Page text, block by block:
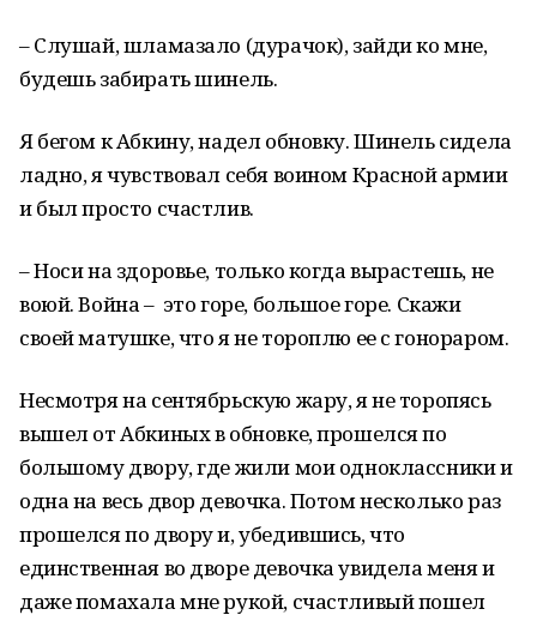
– Слушай, шламазало (дурачок), зайди ко мне,
будешь забирать шинель.
Я бегом к Абкину, надел обновку. Шинель сидела
ладно, я чувствовал себя воином Красной армии
и был просто счастлив.
– Носи на здоровье, только когда вырастешь, не
воюй. Война – это горе, большое горе. Скажи
своей матушке, что я не тороплю ее с гонораром.
Несмотря на сентябрьскую жару, я не торопясь
вышел от Абкиных в обновке, прошелся по
большому двору, где жили мои одноклассники и
одна на весь двор девочка. Потом несколько раз
прошелся по двору и, убедившись, что
единственная во дворе девочка увидела меня и
даже помахала мне рукой, счастливый пошел